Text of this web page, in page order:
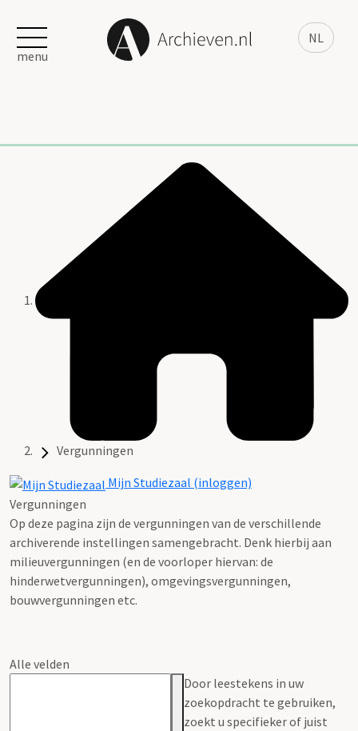
NL
menu
Vergunningen
Mijn Studiezaal (inloggen)
Vergunningen
Op deze pagina zijn de vergunningen van de verschillende
archiverende instellingen samengebracht. Denk hierbij aan
milieuvergunningen (en de voorloper hiervan: de
hinderwetvergunningen), omgevingsvergunningen,
bouwvergunningen etc.
Alle velden
Door leestekens in uw
zoekopdracht te gebruiken,
zoekt u specifieker of juist